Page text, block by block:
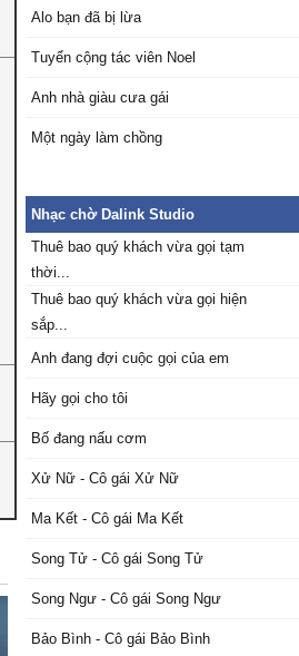
Alo bạn đã bị lừa
Tuyển cộng tác viên Noel
Anh nhà giàu cưa gái
Một ngày làm chồng
Nhạc chờ Dalink Studio
Thuê bao quý khách vừa gọi tạm
thời...
Thuê bao quý khách vừa gọi hiện
sắp...
Anh đang đợi cuộc gọi của em
Hãy gọi cho tôi
Bố đang nấu cơm
Xử Nữ - Cô gái Xử Nữ
Ma Kết - Cô gái Ma Kết
Song Tử - Cô gái Song Tử
Song Ngư - Cô gái Song Ngư
Bảo Bình - Cô gái Bảo Bình